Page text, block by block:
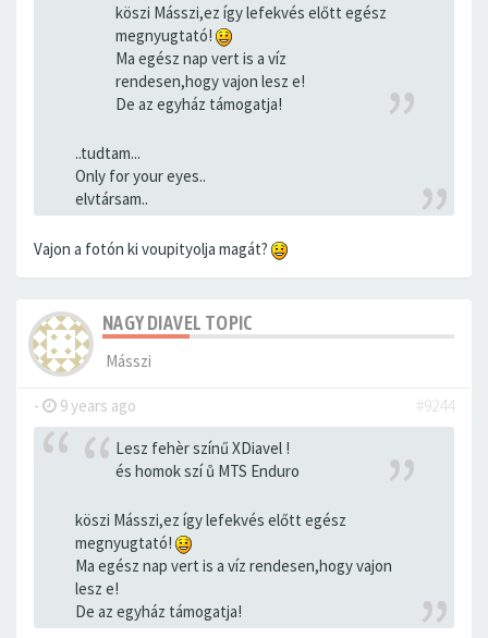
köszi Másszi,ez így lefekvés előtt egész
megnyugtató!
Ma egész nap vert is a víz
rendesen,hogy vajon lesz e!
De az egyház támogatja!
..tudtam...
Only for your eyes..
elvtársam..
Vajon a fotón ki voupityolja magát?
NAGY DIAVEL TOPIC
Másszi
- 9 years ago #9244
Lesz fehèr színű XDiavel !
és homok szí ů MTS Enduro
köszi Másszi,ez így lefekvés előtt egész
megnyugtató!
Ma egész nap vert is a víz rendesen,hogy vajon
lesz e!
De az egyház támogatja!